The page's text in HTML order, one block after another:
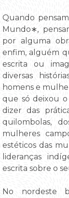
Quando
Mundo∗,
por alguma
enfim, alguém
escrita ou
diversas
homens e
que só deixou
dizer das
quilombolas,
mulheres
estéticos das
lideranças
escrita sobre o
No nordeste